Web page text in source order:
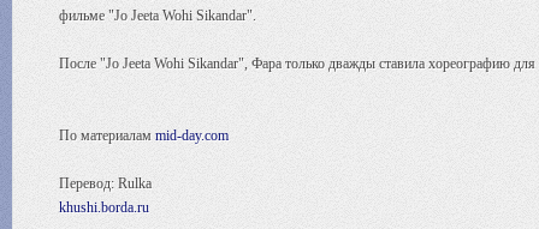
фильме "Jo Jeeta Wohi Sikandar".
После "Jo Jeeta Wohi Sikandar", Фара только дважды ставила хореографию
По материалам mid-day.com
Перевод: Rulka
khushi.borda.ru